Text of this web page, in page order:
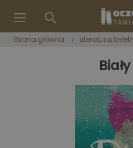
Strona główna Literatura,